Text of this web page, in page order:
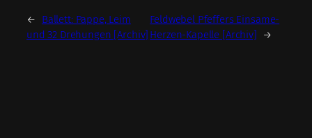
←
Ballett: Pappe, Leim
und 32 Drehungen [Archiv]
Feldwebel Pfeffers Einsame-
Herzen-Kapelle [Archiv]
→